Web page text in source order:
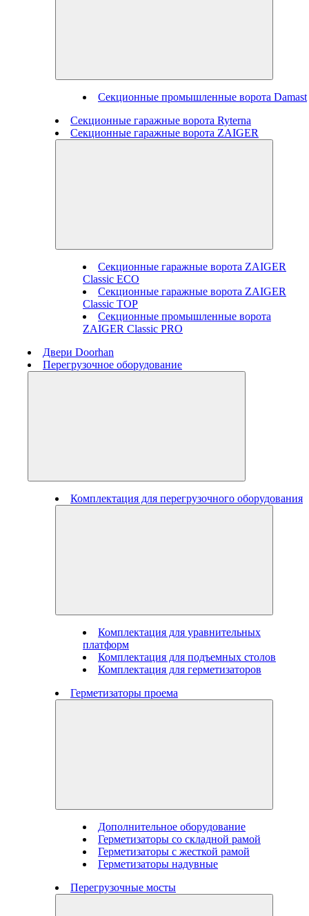
Секционные промышленные ворота Damast
Секционные гаражные ворота Ryterna
Секционные гаражные ворота ZAIGER
Секционные гаражные ворота ZAIGER
Classic ECO
Секционные гаражные ворота ZAIGER
Classic TOP
Секционные промышленные ворота
ZAIGER Classic PRO
Двери Doorhan
Перегрузочное оборудование
Комплектация для перегрузочного оборудования
Комплектация для уравнительных
платформ
Комплектация для подъемных столов
Комплектация для герметизаторов
Герметизаторы проема
Дополнительное оборудование
Герметизаторы со складной рамой
Герметизаторы с жесткой рамой
Герметизаторы надувные
Перегрузочные мосты